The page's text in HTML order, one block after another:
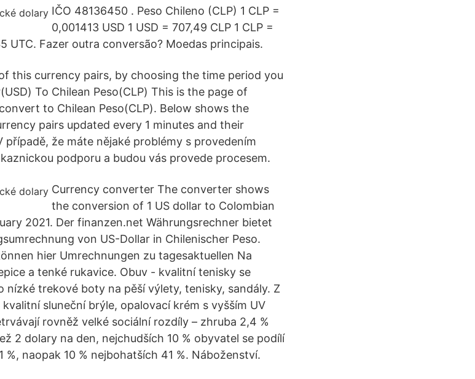
IČO 48136450 . Peso Chileno (CLP) 1 CLP =
0,001413 USD 1 USD = 707,49 CLP 1 CLP =
UTC. Fazer outra conversão? Moedas principais.
this currency pairs, by choosing the time period you
To Chilean Peso(CLP) This is the page of
to Chilean Peso(CLP). Below shows the
pairs updated every 1 minutes and their
že máte nějaké problémy s provedením
podporu a budou vás provede procesem.
Currency converter The converter shows
the conversion of 1 US dollar to Colombian
2021. Der finanzen.net Währungsrechner bietet
von US-Dollar in Chilenischer Peso.
hier Umrechnungen zu tagesaktuellen Na
a tenké rukavice. Obuv - kvalitní tenisky se
trekové boty na pěší výlety, tenisky, sandály. Z
sluneční brýle, opalovací krém s vyšším UV
rovněž velké sociální rozdíly – zhruba 2,4 %
2 dolary na den, nejchudších 10 % obyvatel se podílí
naopak 10 % nejbohatších 41 %. Náboženství.